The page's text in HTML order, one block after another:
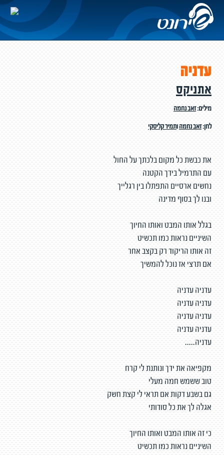
עדניה
אתניקס
מילים:זאב נחמה
לחן:זאב נחמהותמיר קליסקי
את כבשת כל מקום בלכתך על החול
עם התרמיל בידך הקטנה
נחשים ארסיים התפתלו בין רגלייך
ובנו לך בסוף מדינה
בגלל אותו המבט ואותו החיוך
השיניים נראות כמו תכשיט
זה אותו הריקוד רק בקצב אחר
אם תרצי אז נוכל להמשיך
עדניה עדניה
עדניה עדניה
עדניה עדניה
עדניה עדניה
עדניה.....
מקפיאה את ידך ונותנת לי קרח
טוב ששמש חמה מעלי
גם בשבע דקות אם תראי לי קצת חשק
אגלה לך את כל סודותי
כי זה אותו המבט ואותו החיוך
השיניים נראות כמו תכשיט